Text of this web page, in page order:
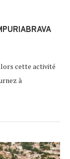
cette activité
à